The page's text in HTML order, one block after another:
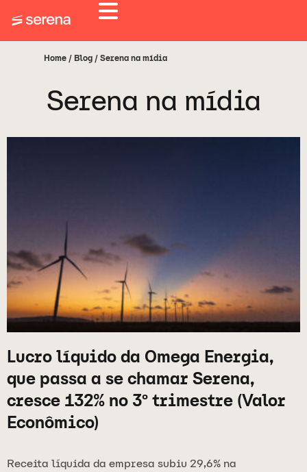
Home / Blog /Serena na mídia
Serena na mídia
Lucro líquido da Omega Energia,
que passa a se chamar Serena,
cresce 132% no 3º trimestre (Valor
Econômico)
Receita líquida da empresa subiu 29,6% na